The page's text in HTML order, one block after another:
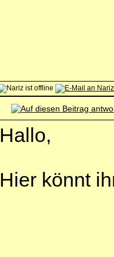
Hallo,
Hier könnt